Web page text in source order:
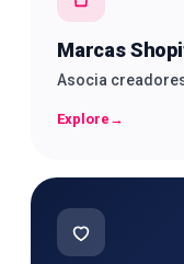
Marcas
Asocia
Explore →